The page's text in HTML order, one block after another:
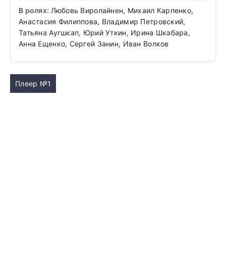
В ролях: Любовь Виролайнен, Михаил Карпенко,
Анастасия Филиппова, Владимир Петровский,
Татьяна Аугшкап, Юрий Уткин, Ирина Шкабара,
Анна Ещенко, Сергей Занин, Иван Волков
Плеер №1